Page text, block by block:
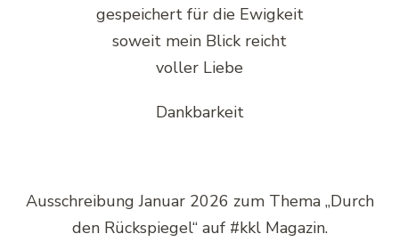
gespeichert für die Ewigkeit
soweit mein Blick reicht
voller Liebe
Dankbarkeit
Ausschreibung Januar 2026 zum Thema „Durch
den Rückspiegel“ auf #kkl Magazin.